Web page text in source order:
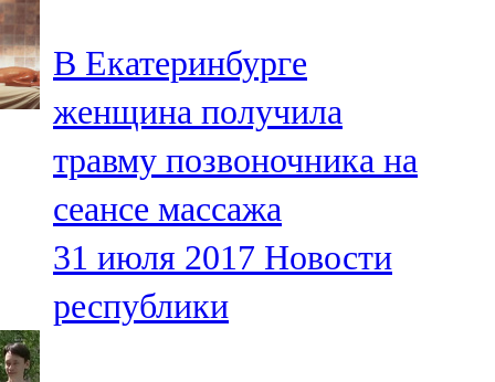
106,1 FM
Түбән Кама
102,6 FM
Чирмешән
107,7 FM
Чистай
В Екатеринбурге
женщина получила
травму позвоночника на
сеансе массажа
31 июля 2017 Новости
республики